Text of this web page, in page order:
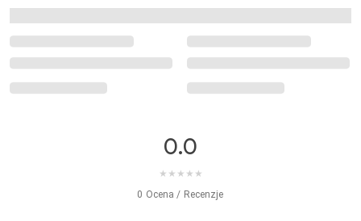
0.0
★ ★ ★ ★ ★
0 Ocena / Recenzje